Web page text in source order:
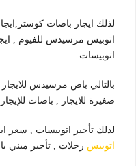
لذلك ايجار باصات
اتوبيس مرسيدس للفيوم ,
اتوبيسات
بالتالي باص مرسيدس
صغيرة للايجار , باصات
لذلك تأجير اتوبيسات , سعر
اتوبيس رحلات , تأجير ميني